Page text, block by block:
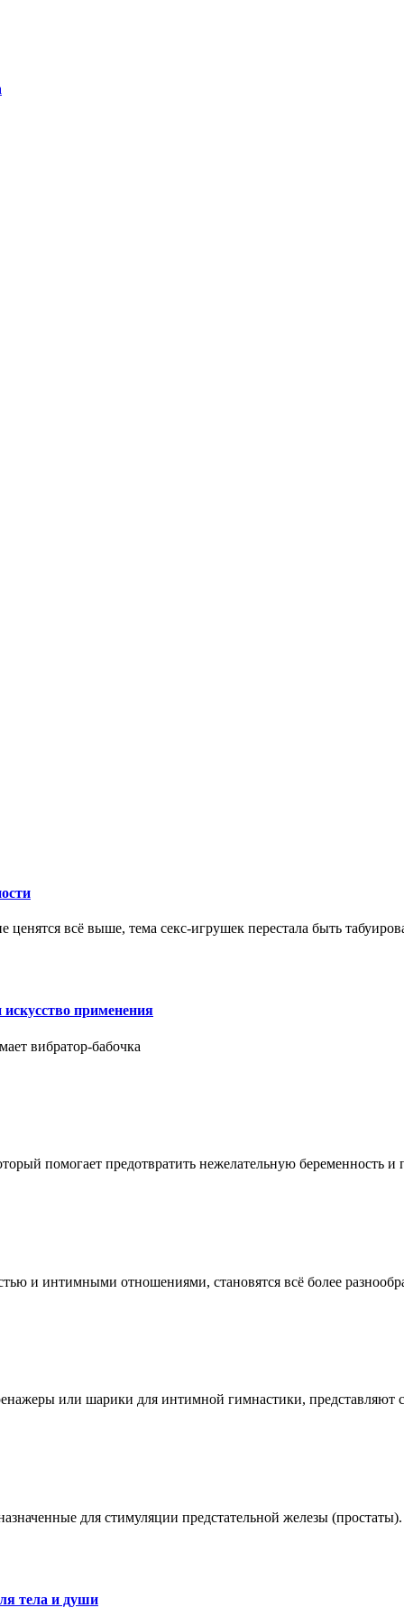
всё выше, тема секс-игрушек перестала быть
применения
вибратор-бабочка
помогает предотвратить нежелательную беременность
и интимными отношениями, становятся всё более
или шарики для интимной гимнастики, представляют
для стимуляции предстательной железы (простаты).
тела и души